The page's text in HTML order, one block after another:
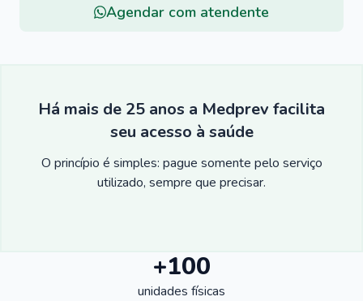
Agendar com atendente
Há mais de 25 anos a Medprev facilita
seu acesso à saúde
O princípio é simples: pague somente pelo serviço
utilizado, sempre que precisar.
+100
unidades físicas